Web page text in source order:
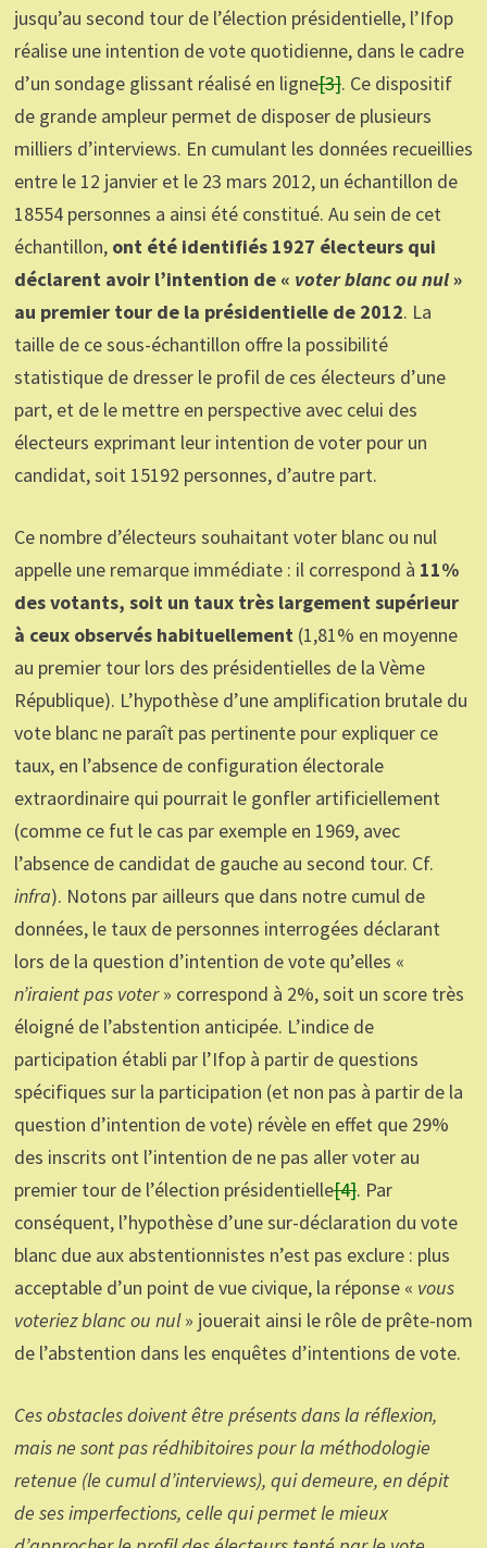
jusqu’au second tour de l’élection présidentielle, l’Ifop
réalise une intention de vote quotidienne, dans le cadre
d’un sondage glissant réalisé en ligne[3]. Ce dispositif
de grande ampleur permet de disposer de plusieurs
milliers d’interviews. En cumulant les données recueillies
entre le 12 janvier et le 23 mars 2012, un échantillon de
18554 personnes a ainsi été constitué. Au sein de cet
échantillon, ont été identifiés 1927 électeurs qui
déclarent avoir l’intention de « voter blanc ou nul»
au premier tour de la présidentielle de 2012. La
taille de ce sous-échantillon offre la possibilité
statistique de dresser le profil de ces électeurs d’une
part, et de le mettre en perspective avec celui des
électeurs exprimant leur intention de voter pour un
candidat, soit 15192 personnes, d’autre part.
Ce nombre d’électeurs souhaitant voter blanc ou nul
appelle une remarque immédiate : il correspond à 11%
des votants, soit un taux très largement supérieur
à ceux observés habituellement (1,81% en moyenne
au premier tour lors des présidentielles de la Vème
République). L’hypothèse d’une amplification brutale du
vote blanc ne paraît pas pertinente pour expliquer ce
taux, en l’absence de configuration électorale
extraordinaire qui pourrait le gonfler artificiellement
(comme ce fut le cas par exemple en 1969, avec
l’absence de candidat de gauche au second tour. Cf.
infra). Notons par ailleurs que dans notre cumul de
données, le taux de personnes interrogées déclarant
lors de la question d’intention de vote qu’elles «
n’iraient pas voter» correspond à 2%, soit un score très
éloigné de l’abstention anticipée. L’indice de
participation établi par l’Ifop à partir de questions
spécifiques sur la participation (et non pas à partir de la
question d’intention de vote) révèle en effet que 29%
des inscrits ont l’intention de ne pas aller voter au
premier tour de l’élection présidentielle[4]. Par
conséquent, l’hypothèse d’une sur-déclaration du vote
blanc due aux abstentionnistes n’est pas exclure : plus
acceptable d’un point de vue civique, la réponse « vous
voteriez blanc ou nul» jouerait ainsi le rôle de prête-nom
de l’abstention dans les enquêtes d’intentions de vote.
Ces obstacles doivent être présents dans la réflexion,
mais ne sont pas rédhibitoires pour la méthodologie
retenue (le cumul d’interviews), qui demeure, en dépit
de ses imperfections, celle qui permet le mieux